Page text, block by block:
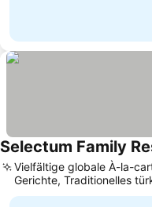
Selectum Family
Vielfältige globale À-la-
Gerichte, Traditionelles
Hamam und Spa